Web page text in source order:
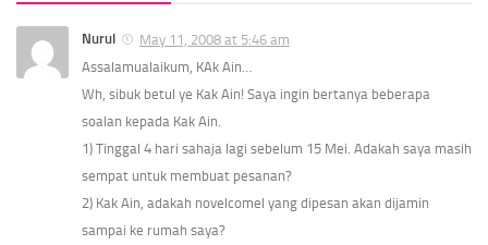
Nurul
May 11, 2008 at 5:46 am
Assalamualaikum, KAk Ain…
Wh, sibuk betul ye Kak Ain! Saya ingin bertanya beberapa
soalan kepada Kak Ain.
1) Tinggal 4 hari sahaja lagi sebelum 15 Mei. Adakah saya masih
sempat untuk membuat pesanan?
2) Kak Ain, adakah novelcomel yang dipesan akan dijamin
sampai ke rumah saya?